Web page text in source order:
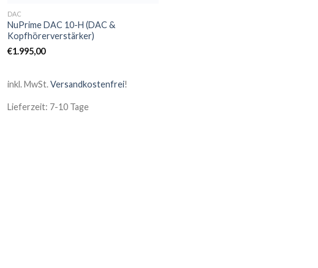
DAC
NuPrime DAC 10-H (DAC &
Kopfhörerverstärker)
€1.995,00
inkl. MwSt.Versandkostenfrei!
Lieferzeit: 7-10 Tage